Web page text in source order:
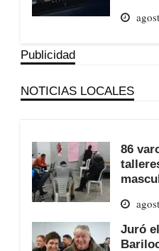
Publicidad
NOTICIAS LOCALES
86
Juró